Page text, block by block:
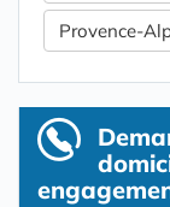
Provence-